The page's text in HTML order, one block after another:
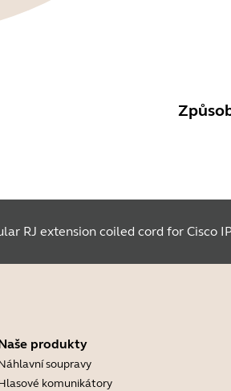
RJ extension coiled cord for Cisco
produkty
soupravy
komunikátory